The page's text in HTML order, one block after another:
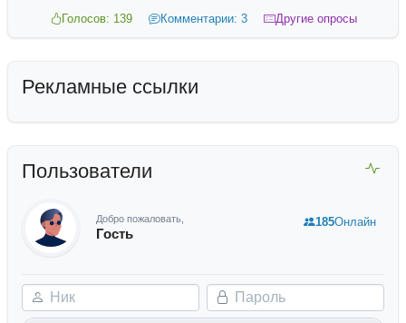
Голосов: 139 Комментарии: 3 Другие опросы
Рекламные ссылки
Пользователи
Добро пожаловать,
Гость
Ник Пароль
185Онлайн